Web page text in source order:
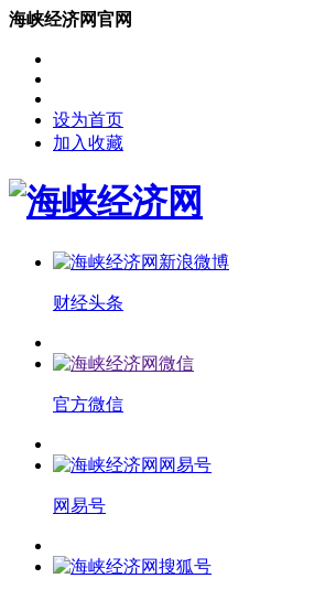
海峡经济网官网
设为首页
加入收藏
财经头条
官方微信
网易号